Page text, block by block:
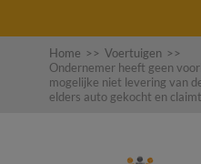
Home >> Voertuigen >>
Ondernemer heeft geen
mogelijke niet levering van
elders auto gekocht en